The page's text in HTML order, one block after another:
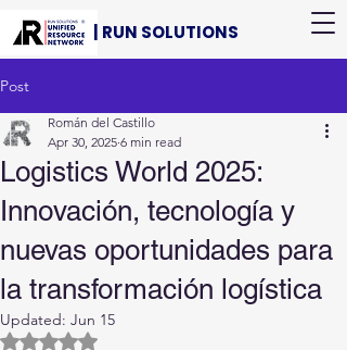
| RUN SOLUTIONS
Post
Logistics World 2025:
Innovación, tecnología y
nuevas oportunidades para
la transformación logística
Román del Castillo
Apr 30, 2025 6 min read
Updated: Jun 15
Rated NaN out of 5 stars.